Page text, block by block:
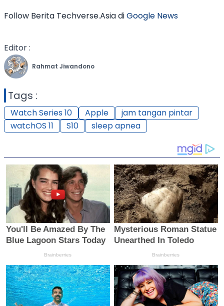
Follow Berita Techverse.Asia diGoogle News
Editor :
Rahmat Jiwandono
Tags :
Watch Series 10 Apple
jam tangan pintar
watchOS 11
S10 sleep apnea